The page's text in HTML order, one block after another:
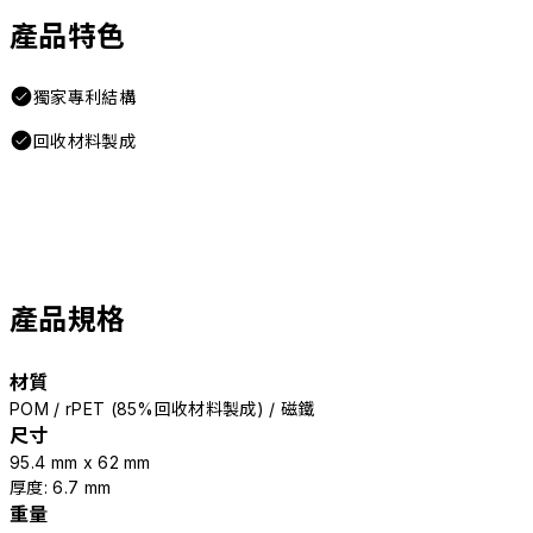
產品特色
獨家專利結構
回收材料製成
產品規格
材質
POM / rPET (85%回收材料製成) / 磁鐵
尺寸
95.4 mm x 62 mm
厚度: 6.7 mm
重量